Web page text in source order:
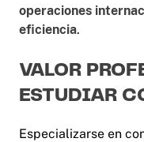
operaciones
eficiencia.
VALOR
ESTUDIAR
Especializarse en